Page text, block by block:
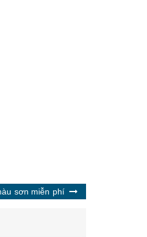
sơn miễn phí